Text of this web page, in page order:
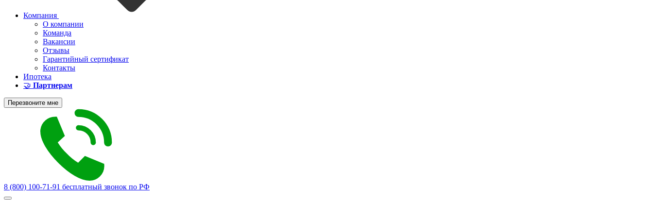
Компания
О компании
Команда
Вакансии
Отзывы
Гарантийный сертификат
Контакты
Ипотека
🤝 Партнерам
Перезвоните мне
8 (800) 100-71-91 бесплатный звонок по РФ